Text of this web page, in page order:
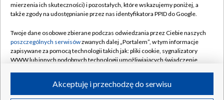
Naziemna Telewizja Cyfrowa
Rada Programowa
System NOS
Informacje o nadawcy
Program dla prasy
Pomoc
Kontakt
Kanały
mierzenia ich skuteczności) i pozostałych, które wskazujemy poniżej, a
także zgody na udostępnianie przez nas identyfikatora PPID do Google.
Twoje dane osobowe zbierane podczas odwiedzania przez Ciebie naszych
poszczególnych serwisówzwanych dalej „Portalem”, w tym informacje
zapisywane za pomocą technologii takich jak: pliki cookie, sygnalizatory
WWW lub innych podobnych technologii umożliwiających świadczenie
ruchu w Internecie.Akceptuję i przechodzę do serwisu